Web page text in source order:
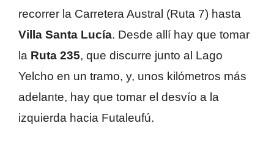
recorrer la Carretera Austral (Ruta 7) hasta
Villa Santa Lucía. Desde allí hay que tomar
la Ruta 235, que discurre junto al Lago
Yelcho en un tramo, y, unos kilómetros más
adelante, hay que tomar el desvío a la
izquierda hacia Futaleufú.